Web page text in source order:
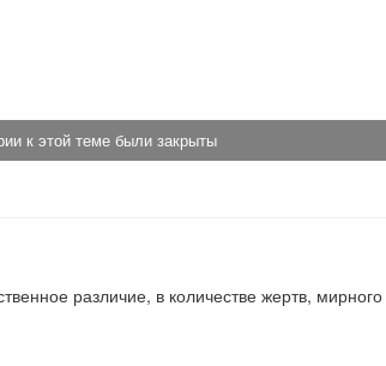
к этой теме были закрыты
различие, в количестве жертв,